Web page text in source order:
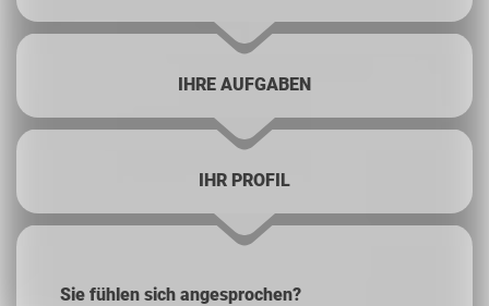
IHRE AUFGABEN
IHR PROFIL
Sie fühlen sich angesprochen?